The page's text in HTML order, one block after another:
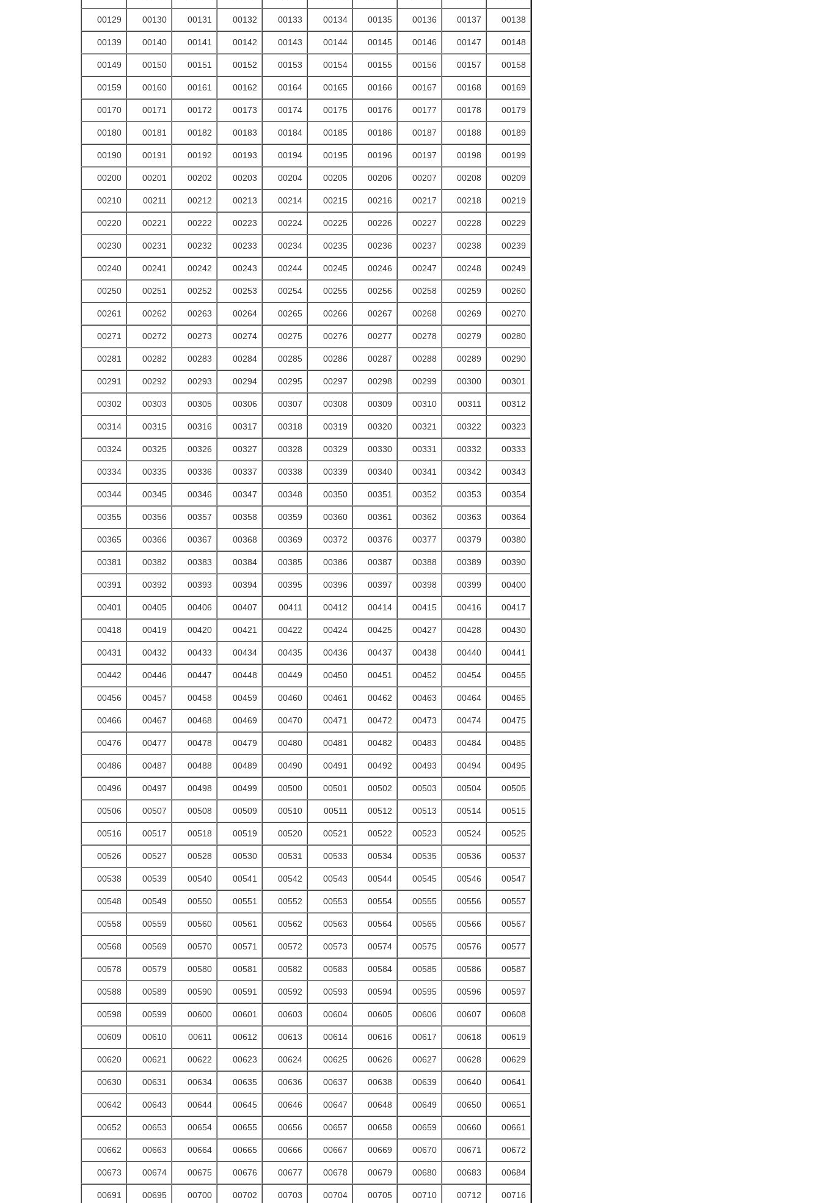
00129 00130 00131 00132 00133 00134 00135 00136 00137 00138
00139 00140 00141 00142 00143 00144 00145 00146 00147 00148
00149 00150 00151 00152 00153 00154 00155 00156 00157 00158
00159 00160 00161 00162 00164 00165 00166 00167 00168 00169
00170 00171 00172 00173 00174 00175 00176 00177 00178 00179
00180 00181 00182 00183 00184 00185 00186 00187 00188 00189
00190 00191 00192 00193 00194 00195 00196 00197 00198 00199
00200 00201 00202 00203 00204 00205 00206 00207 00208 00209
00210 00211 00212 00213 00214 00215 00216 00217 00218 00219
00220 00221 00222 00223 00224 00225 00226 00227 00228 00229
00230 00231 00232 00233 00234 00235 00236 00237 00238 00239
00240 00241 00242 00243 00244 00245 00246 00247 00248 00249
00250 00251 00252 00253 00254 00255 00256 00258 00259 00260
00261 00262 00263 00264 00265 00266 00267 00268 00269 00270
00271 00272 00273 00274 00275 00276 00277 00278 00279 00280
00281 00282 00283 00284 00285 00286 00287 00288 00289 00290
00291 00292 00293 00294 00295 00297 00298 00299 00300 00301
00302 00303 00305 00306 00307 00308 00309 00310 00311 00312
00314 00315 00316 00317 00318 00319 00320 00321 00322 00323
00324 00325 00326 00327 00328 00329 00330 00331 00332 00333
00334 00335 00336 00337 00338 00339 00340 00341 00342 00343
00344 00345 00346 00347 00348 00350 00351 00352 00353 00354
00355 00356 00357 00358 00359 00360 00361 00362 00363 00364
00365 00366 00367 00368 00369 00372 00376 00377 00379 00380
00381 00382 00383 00384 00385 00386 00387 00388 00389 00390
00391 00392 00393 00394 00395 00396 00397 00398 00399 00400
00401 00405 00406 00407 00411 00412 00414 00415 00416 00417
00418 00419 00420 00421 00422 00424 00425 00427 00428 00430
00431 00432 00433 00434 00435 00436 00437 00438 00440 00441
00442 00446 00447 00448 00449 00450 00451 00452 00454 00455
00456 00457 00458 00459 00460 00461 00462 00463 00464 00465
00466 00467 00468 00469 00470 00471 00472 00473 00474 00475
00476 00477 00478 00479 00480 00481 00482 00483 00484 00485
00486 00487 00488 00489 00490 00491 00492 00493 00494 00495
00496 00497 00498 00499 00500 00501 00502 00503 00504 00505
00506 00507 00508 00509 00510 00511 00512 00513 00514 00515
00516 00517 00518 00519 00520 00521 00522 00523 00524 00525
00526 00527 00528 00530 00531 00533 00534 00535 00536 00537
00538 00539 00540 00541 00542 00543 00544 00545 00546 00547
00548 00549 00550 00551 00552 00553 00554 00555 00556 00557
00558 00559 00560 00561 00562 00563 00564 00565 00566 00567
00568 00569 00570 00571 00572 00573 00574 00575 00576 00577
00578 00579 00580 00581 00582 00583 00584 00585 00586 00587
00588 00589 00590 00591 00592 00593 00594 00595 00596 00597
00598 00599 00600 00601 00603 00604 00605 00606 00607 00608
00609 00610 00611 00612 00613 00614 00616 00617 00618 00619
00620 00621 00622 00623 00624 00625 00626 00627 00628 00629
00630 00631 00634 00635 00636 00637 00638 00639 00640 00641
00642 00643 00644 00645 00646 00647 00648 00649 00650 00651
00652 00653 00654 00655 00656 00657 00658 00659 00660 00661
00662 00663 00664 00665 00666 00667 00669 00670 00671 00672
00673 00674 00675 00676 00677 00678 00679 00680 00683 00684
00691 00695 00700 00702 00703 00704 00705 00710 00712 00716